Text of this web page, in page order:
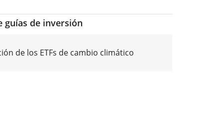
guías de inversión
de los ETFs de cambio climático